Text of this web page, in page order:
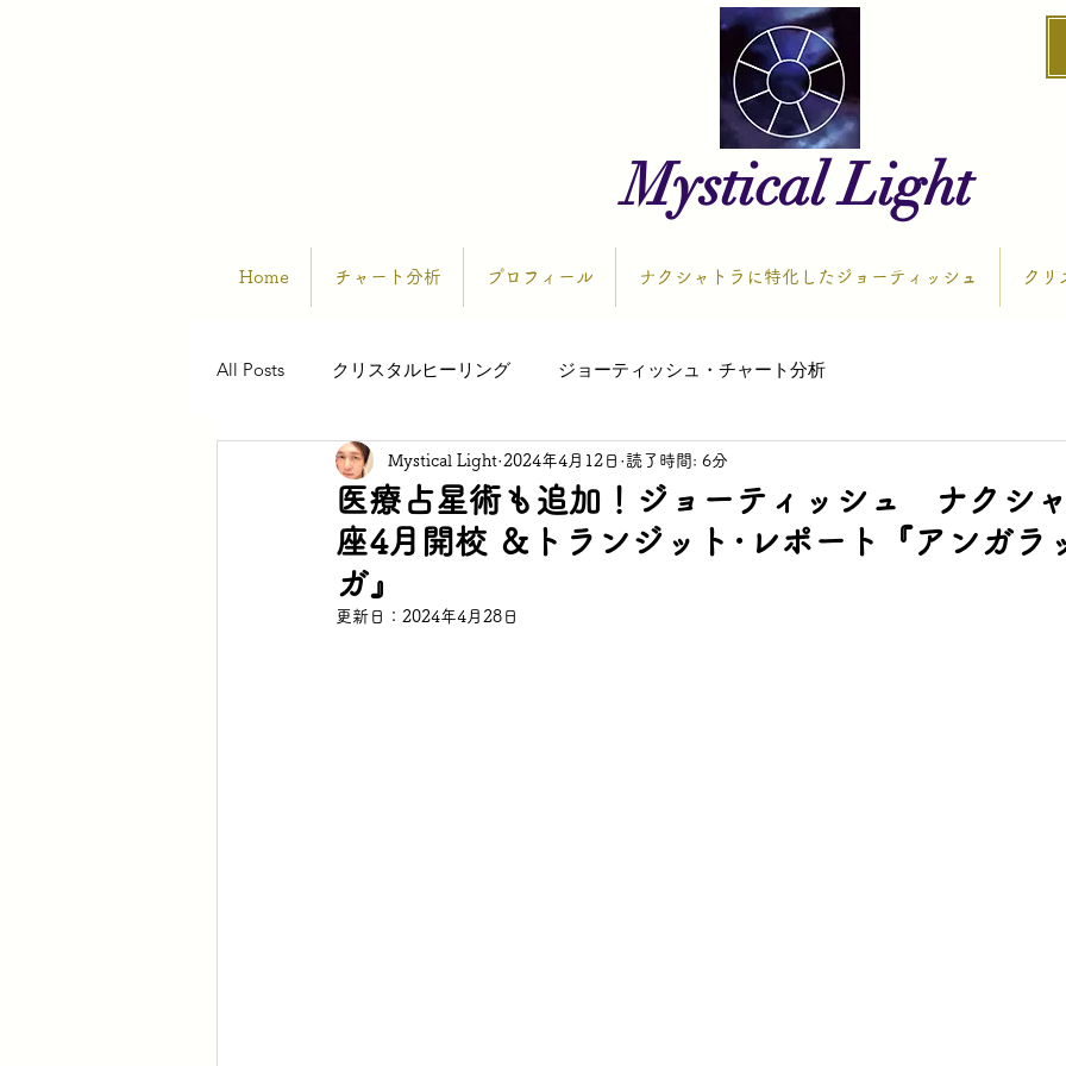
Mystical Light
Home チャート分析 プロフィール ナクシャトラに特化したジョーティッシュ クリ
All Posts クリスタルヒーリング ジョーティッシュ・チャート分析
医療占星術も追加！ジョーティッシュ ナクシ
座4月開校 ＆トランジット･レポート『アンガラ
ガ』
Mystical Light 2024年4月12日 読了時間: 6分
更新日： 2024年4月28日